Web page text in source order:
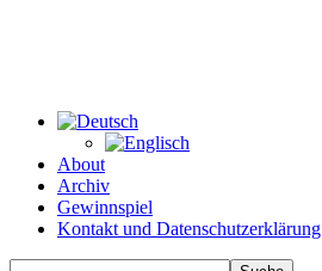
About
Archiv
Gewinnspiel
Kontakt und Datenschutzerklärung